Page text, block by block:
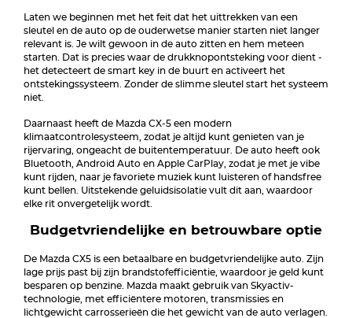
Laten we beginnen met het feit dat het uittrekken van een
sleutel en de auto op de ouderwetse manier starten niet langer
relevant is. Je wilt gewoon in de auto zitten en hem meteen
starten. Dat is precies waar de drukknopontsteking voor dient -
het detecteert de smart key in de buurt en activeert het
ontstekingssysteem. Zonder de slimme sleutel start het systeem
niet.
Daarnaast heeft de Mazda CX-5 een modern
klimaatcontrolesysteem, zodat je altijd kunt genieten van je
rijervaring, ongeacht de buitentemperatuur. De auto heeft ook
Bluetooth, Android Auto en Apple CarPlay, zodat je met je vibe
kunt rijden, naar je favoriete muziek kunt luisteren of handsfree
kunt bellen. Uitstekende geluidsisolatie vult dit aan, waardoor
elke rit onvergetelijk wordt.
Budgetvriendelijke en betrouwbare optie
De Mazda CX5 is een betaalbare en budgetvriendelijke auto. Zijn
lage prijs past bij zijn brandstofefficiëntie, waardoor je geld kunt
besparen op benzine. Mazda maakt gebruik van Skyactiv-
technologie, met efficiëntere motoren, transmissies en
lichtgewicht carrosserieën die het gewicht van de auto verlagen.